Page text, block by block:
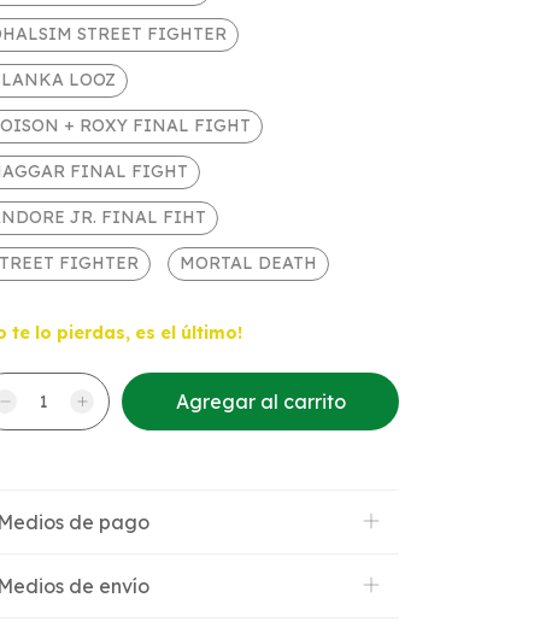
STREET FIGHTER
LOOZ
+ ROXY FINAL FIGHT
FINAL FIGHT
JR. FINAL FIHT
FIGHTER MORTAL DEATH
te lo pierdas, es el último!
Medios de pago
Medios de envío